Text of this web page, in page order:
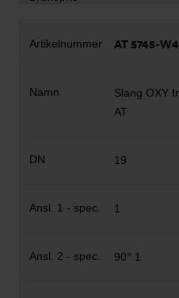
AT 5745-
Slang OXY
AT
19
1
90° 1